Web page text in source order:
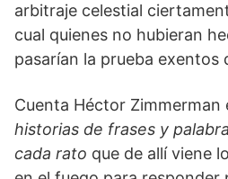
arbitraje celestial
cual quienes no hubieran
pasarían la prueba exentos
Cuenta Héctor Zimmerman
historias de frases y
cada rato que de allí viene